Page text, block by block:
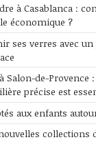
à Casablanca :
économique ?
ses verres avec
Salon-de-Provence
précise est
aux enfants
collections